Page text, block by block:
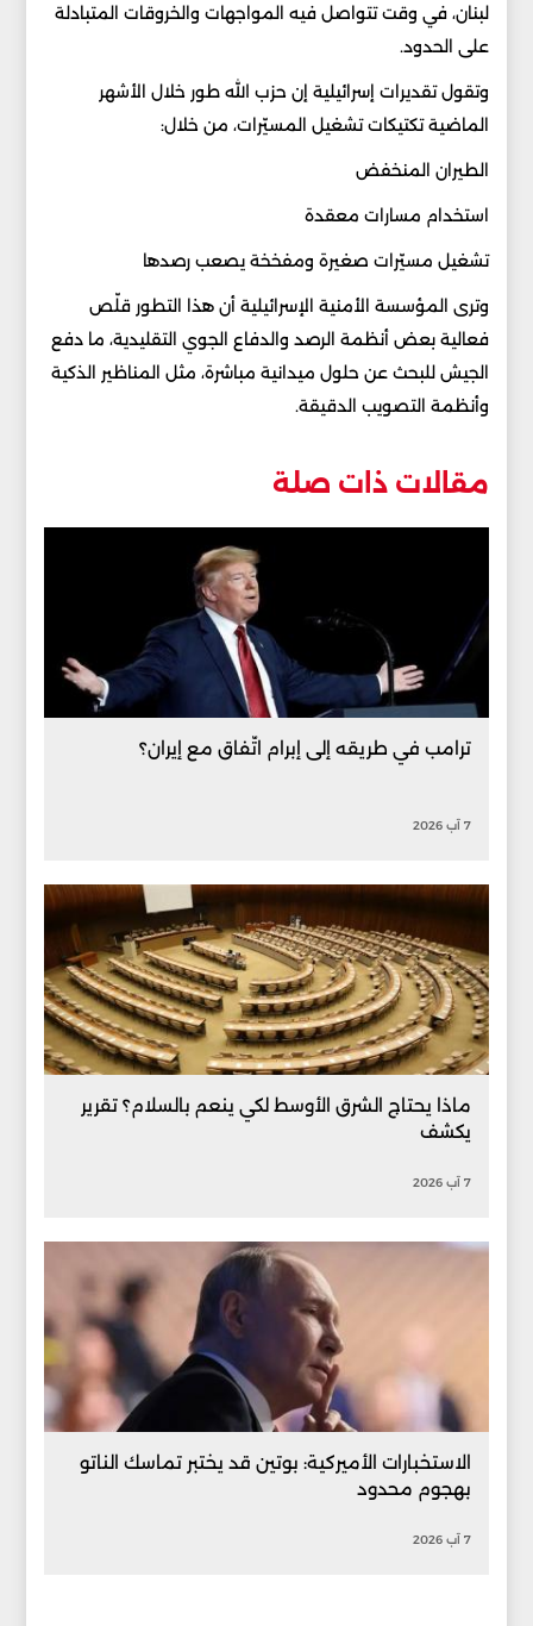
لبنان، في وقت تتواصل فيه المواجهات والخروقات المتبادلة
على الحدود.
وتقول تقديرات إسرائيلية إن حزب الله طور خلال الأشهر
الماضية تكتيكات تشغيل المسيّرات، من خلال:
الطيران المنخفض
استخدام مسارات معقدة
تشغيل مسيّرات صغيرة ومفخخة يصعب رصدها
وترى المؤسسة الأمنية الإسرائيلية أن هذا التطور قلّص
فعالية بعض أنظمة الرصد والدفاع الجوي التقليدية، ما دفع
الجيش للبحث عن حلول ميدانية مباشرة، مثل المناظير الذكية
وأنظمة التصويب الدقيقة.
مقالات ذات صلة
ترامب في طريقه إلى إبرام اتّفاق مع إيران؟
7 آب 2026
ماذا يحتاج الشرق الأوسط لكي ينعم بالسلام؟ تقرير
يكشف
7 آب 2026
الاستخبارات الأميركية: بوتين قد يختبر تماسك الناتو
بهجوم محدود
7 آب 2026